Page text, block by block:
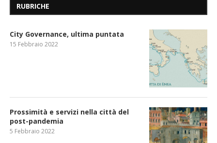
RUBRICHE
City Governance, ultima puntata
15 Febbraio 2022
Prossimità e servizi nella città del
post-pandemia
5 Febbraio 2022